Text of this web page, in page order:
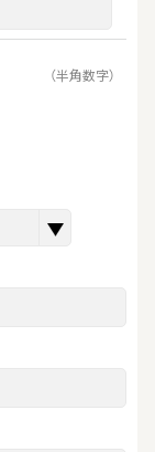
（半角数字）